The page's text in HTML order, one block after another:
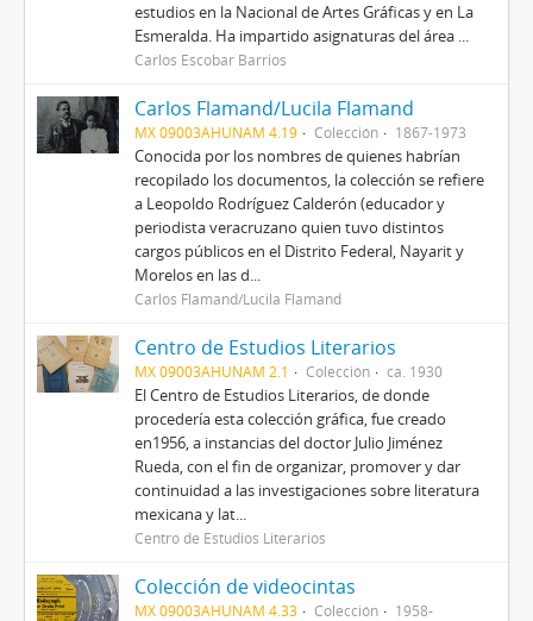
estudios en la Nacional de Artes Gráficas y en La
Esmeralda. Ha impartido asignaturas del área ...
Carlos Escobar Barrios
Carlos Flamand/Lucila Flamand
MX 09003AHUNAM 4.19 Colección 1867-1973
Conocida por los nombres de quienes habrían
recopilado los documentos, la colección se refiere
a Leopoldo Rodríguez Calderón (educador y
periodista veracruzano quien tuvo distintos
cargos públicos en el Distrito Federal, Nayarit y
Morelos en las d...
Carlos Flamand/Lucila Flamand
Centro de Estudios Literarios
MX 09003AHUNAM 2.1 Colección ca. 1930
El Centro de Estudios Literarios, de donde
procedería esta colección gráfica, fue creado
en1956, a instancias del doctor Julio Jiménez
Rueda, con el fin de organizar, promover y dar
continuidad a las investigaciones sobre literatura
mexicana y lat...
Centro de Estudios Literarios
Colección de videocintas
MX 09003AHUNAM 4.33 Colección 1958-